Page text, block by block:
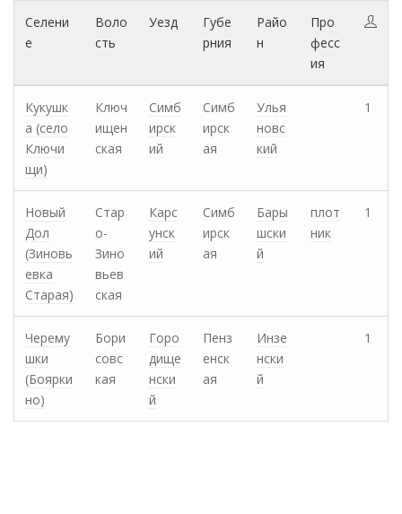
Селени
е
Воло
сть
Уезд
Губе
рния
Райо
н
Про
фесс
ия
Кукушк
а (cело
Ключи
щи)
Ключ
ищен
ская
Симб
ирск
ий
Симб
ирск
ая
Улья
новс
кий
1
Новый
Дол
(Зиновь
евка
Старая)
Стар
о-
Зино
вьев
ская
Карс
унск
ий
Симб
ирск
ая
Бары
шски
й
плот
ник
1
Черему
шки
(Боярки
но)
Бори
совс
кая
Горо
дище
нски
й
Пенз
енск
ая
Инзе
нски
й
1